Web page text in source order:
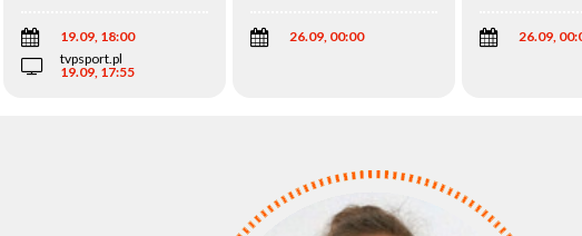
19.09, 18:00
tvpsport.pl
19.09, 17:55
26.09, 00:00 26.09,